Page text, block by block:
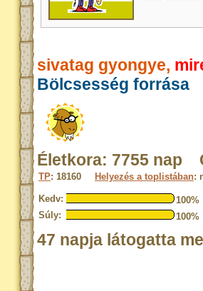
sivatag gyongye,
Bölcsesség forrása
Életkora: 7755 nap
TP: 18160 Helyezés a toplistában:
Kedv:
100%
Súly:
100%
47 napja látogatta